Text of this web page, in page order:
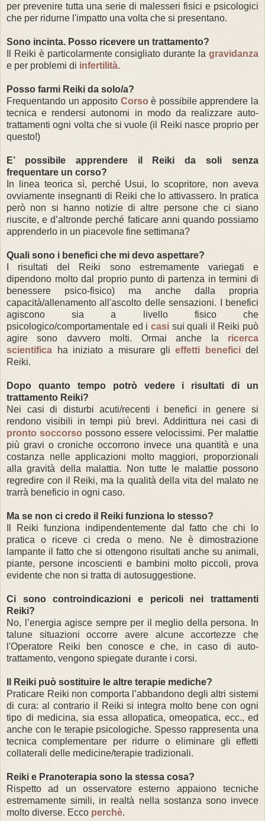
per prevenire tutta una serie di malesseri fisici e psicologici
che per ridurne l'impatto una volta che si presentano.
Sono incinta. Posso ricevere un trattamento?
Il Reiki è particolarmente consigliato durante la gravidanza
e per problemi di infertilità.
Posso farmi Reiki da solo/a?
Frequentando un apposito Corso è possibile apprendere la
tecnica e rendersi autonomi in modo da realizzare auto-
trattamenti ogni volta che si vuole (il Reiki nasce proprio per
questo!)
E’ possibile apprendere il Reiki da soli senza
frequentare un corso?
In linea teorica sì, perché Usui, lo scopritore, non aveva
ovviamente insegnanti di Reiki che lo attivassero. In pratica
però non si hanno notizie di altre persone che ci siano
riuscite, e d’altronde perché faticare anni quando possiamo
apprenderlo in un piacevole fine settimana?
Quali sono i benefici che mi devo aspettare?
I risultati del Reiki sono estremamente variegati e
dipendono molto dal proprio punto di partenza in termini di
benessere psico-fisico) ma anche dalla propria
capacità/allenamento all'ascolto delle sensazioni. I benefici
agiscono sia a livello fisico che
psicologico/comportamentale ed i casisui quali il Reiki può
agire sono davvero molti. Ormai anche la ricerca
scientifica ha iniziato a misurare gli effetti beneficidel
Reiki.
Dopo quanto tempo potrò vedere i risultati di un
trattamento Reiki?
Nei casi di disturbi acuti/recenti i benefici in genere si
rendono visibili in tempi più brevi. Addirittura nei casi di
pronto soccorso possono essere velocissimi. Per malattie
più gravi o croniche occorrono invece una quantità e una
costanza nelle applicazioni molto maggiori, proporzionali
alla gravità della malattia. Non tutte le malattie possono
regredire con il Reiki, ma la qualità della vita del malato ne
trarrà beneficio in ogni caso.
Ma se non ci credo il Reiki funziona lo stesso?
Il Reiki funziona indipendentemente dal fatto che chi lo
pratica o riceve ci creda o meno. Ne è dimostrazione
lampante il fatto che si ottengono risultati anche su animali,
piante, persone incoscienti e bambini molto piccoli, prova
evidente che non si tratta di autosuggestione.
Ci sono controindicazioni e pericoli nei trattamenti
Reiki?
No, l’energia agisce sempre per il meglio della persona. In
talune situazioni occorre avere alcune accortezze che
l'Operatore Reiki ben conosce e che, in caso di auto-
trattamento, vengono spiegate durante i corsi.
Il Reiki può sostituire le altre terapie mediche?
Praticare Reiki non comporta l’abbandono degli altri sistemi
di cura: al contrario il Reiki si integra molto bene con ogni
tipo di medicina, sia essa allopatica, omeopatica, ecc., ed
anche con le terapie psicologiche. Spesso rappresenta una
tecnica complementare per ridurre o eliminare gli effetti
collaterali delle medicine/terapie tradizionali.
Reiki e Pranoterapia sono la stessa cosa?
Rispetto ad un osservatore esterno appaiono tecniche
estremamente simili, in realtà nella sostanza sono invece
molto diverse. Ecco perchè.